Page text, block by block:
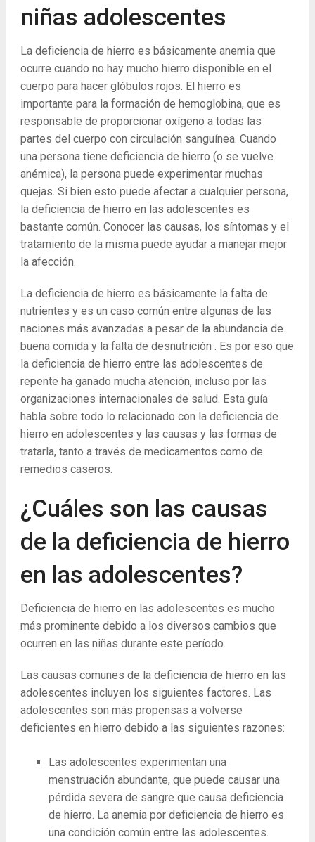
niñas adolescentes
La deficiencia de hierro es básicamente anemia que
ocurre cuando no hay mucho hierro disponible en el
cuerpo para hacer glóbulos rojos. El hierro es
importante para la formación de hemoglobina, que es
responsable de proporcionar oxígeno a todas las
partes del cuerpo con circulación sanguínea. Cuando
una persona tiene deficiencia de hierro (o se vuelve
anémica), la persona puede experimentar muchas
quejas. Si bien esto puede afectar a cualquier persona,
la deficiencia de hierro en las adolescentes es
bastante común. Conocer las causas, los síntomas y el
tratamiento de la misma puede ayudar a manejar mejor
la afección.
La deficiencia de hierro es básicamente la falta de
nutrientes y es un caso común entre algunas de las
naciones más avanzadas a pesar de la abundancia de
buena comida y la falta de desnutrición . Es por eso que
la deficiencia de hierro entre las adolescentes de
repente ha ganado mucha atención, incluso por las
organizaciones internacionales de salud. Esta guía
habla sobre todo lo relacionado con la deficiencia de
hierro en adolescentes y las causas y las formas de
tratarla, tanto a través de medicamentos como de
remedios caseros.
¿Cuáles son las causas
de la deficiencia de hierro
en las adolescentes?
Deficiencia de hierro en las adolescentes es mucho
más prominente debido a los diversos cambios que
ocurren en las niñas durante este período.
Las causas comunes de la deficiencia de hierro en las
adolescentes incluyen los siguientes factores. Las
adolescentes son más propensas a volverse
deficientes en hierro debido a las siguientes razones:
Las adolescentes experimentan una
menstruación abundante, que puede causar una
pérdida severa de sangre que causa deficiencia
de hierro. La anemia por deficiencia de hierro es
una condición común entre las adolescentes.